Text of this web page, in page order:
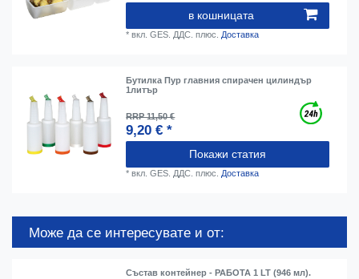
в кошницата
*вкл. GES. ДДС. плюс. Доставка
Бутилка Пур главния спирачен цилиндър
1литър
RRP 11,50 €
9,20 € *
Покажи статия
*вкл. GES. ДДС. плюс.Доставка
Може да се интересувате и от:
Състав контейнер - РАБОТА 1 LT (946 мл).